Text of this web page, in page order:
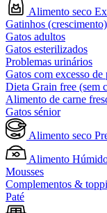
Alimento seco
Gatinhos (crescimento)
Gatos adultos
Gatos esterilizados
Problemas urinários
Gatos com excesso de
Dieta Grain free (sem
Alimento de carne
Gatos sénior
Alimento seco
Alimento
Mousses
Complementos &
Paté